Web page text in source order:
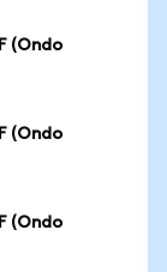
(Ondo
(Ondo
(Ondo